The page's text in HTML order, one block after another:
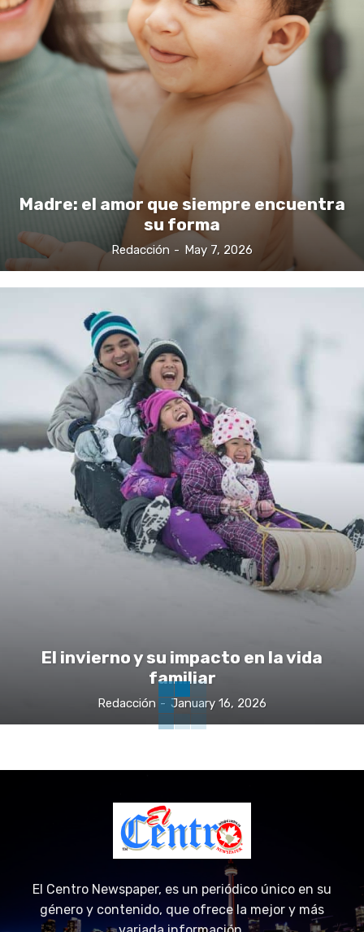
Madre: el amor que siempre encuentra
su forma
Redacción - May 7, 2026
El invierno y su impacto en la vida
familiar
Redacción - January 16, 2026
El Centro Newspaper, es un periódico único en su
género y contenido, que ofrece la mejor y más